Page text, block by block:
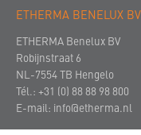
ETHERMA BENELUX BV
ETHERMA Benelux BV
Robijnstraat 6
NL-7554 TB Hengelo
Tél.: +31 (0) 88 88 98 800
E-mail: info@etherma.nl